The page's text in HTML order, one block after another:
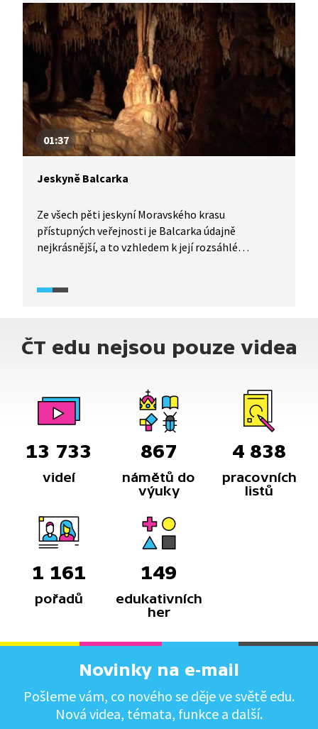
dómy i bohatou krápníkovou výzdobu.
01:37
Jeskyně Balcarka
Ze všech pěti jeskyní Moravského krasu
přístupných veřejnosti je Balcarka údajně
nejkrásnější, a to vzhledem k její rozsáhlé
mnoho archeologických nálezů.
ČT edu nejsou pouze videa
13 733
videí
867
námětů do
výuky
4 838
pracovních
listů
1 161
pořadů
149
edukativních
her
Novinky na e-mail
Pošleme vám, co nového se děje ve světě edu.
Nová videa, témata, funkce a další.